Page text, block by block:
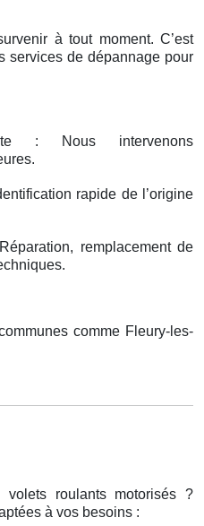
à tout moment. C’est
services de dépannage pour
: Nous intervenons
rapide de l’origine
remplacement de
comme Fleury-les-
roulants motorisés ?
à vos besoins :